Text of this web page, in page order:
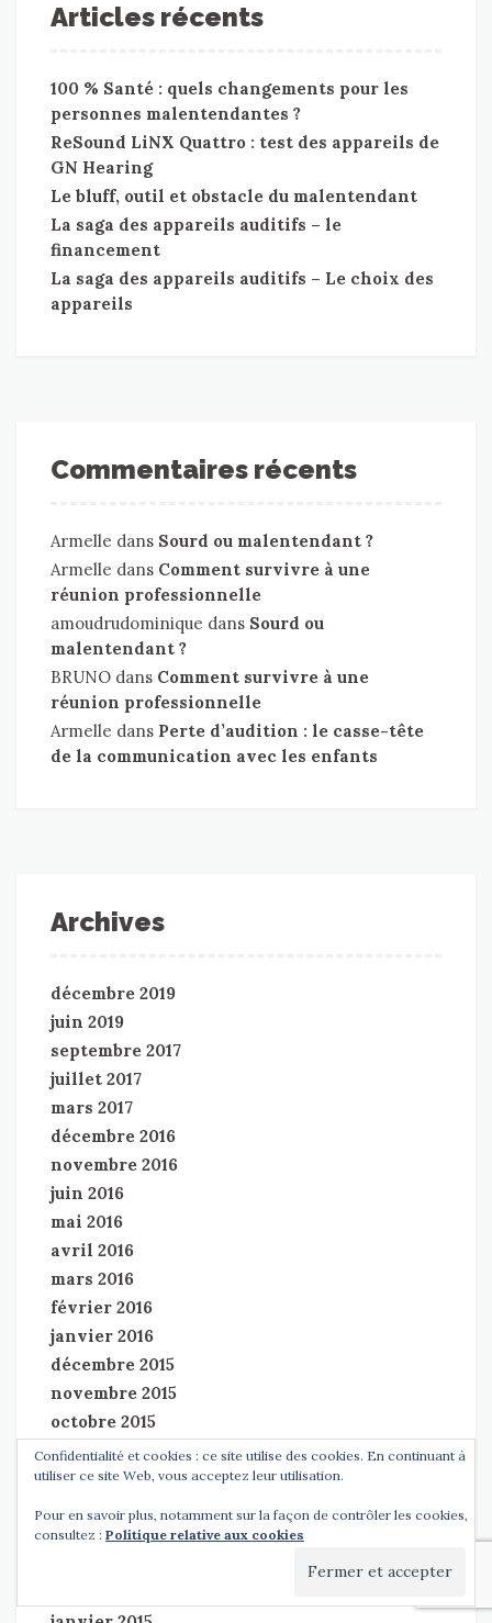
Articles récents
100 % Santé : quels changements pour les
personnes malentendantes ?
ReSound LiNX Quattro : test des appareils de
GN Hearing
Le bluff, outil et obstacle du malentendant
La saga des appareils auditifs – le
financement
La saga des appareils auditifs – Le choix des
appareils
Commentaires récents
Armelle dans Sourd ou malentendant ?
Armelle dans Comment survivre à une
réunion professionnelle
amoudrudominique dans Sourd ou
malentendant ?
BRUNO dans Comment survivre à une
réunion professionnelle
Armelle dans Perte d’audition : le casse-tête
de la communication avec les enfants
Archives
décembre 2019
juin 2019
septembre 2017
juillet 2017
mars 2017
décembre 2016
novembre 2016
juin 2016
mai 2016
avril 2016
mars 2016
février 2016
janvier 2016
décembre 2015
novembre 2015
octobre 2015
septembre 2015
juin 2015
mai 2015
avril 2015
Confidentialité et cookies : ce site utilise des cookies. En continuant à
utiliser ce site Web, vous acceptez leur utilisation.
Pour en savoir plus, notamment sur la façon de contrôler les cookies,
consultez : Politique relative aux cookies